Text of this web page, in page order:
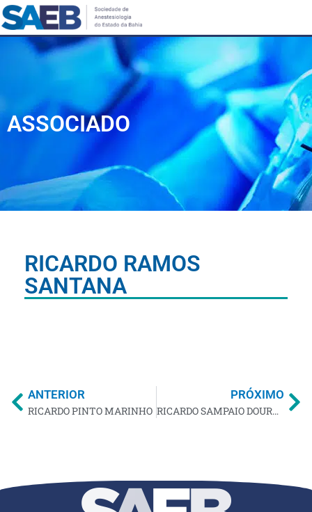
ASSOCIADO
RICARDO RAMOS
SANTANA
ANTERIOR
RICARDO PINTO MARINHO
PRÓXIMO
RICARDO SAMPAIO DOURADO GONÇALVES